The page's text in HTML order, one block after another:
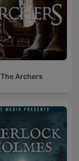
The Archers